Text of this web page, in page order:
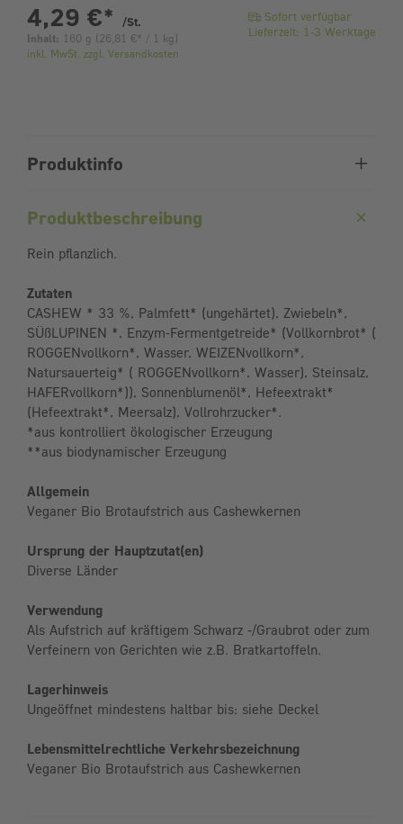
4,29 €* /St.
Inhalt: 160 g ( 26,81 € * / 1 kg)
inkl. MwSt. zzgl. Versandkosten
Sofort verfügbar
Lieferzeit: 1-3 Werktage
Produktinfo
Produktbeschreibung
Rein pflanzlich.
Zutaten
CASHEW * 33 %, Palmfett* (ungehärtet), Zwiebeln*,
SÜßLUPINEN *, Enzym-Fermentgetreide* (Vollkornbrot* (
ROGGENvollkorn*, Wasser, WEIZENvollkorn*,
Natursauerteig* ( ROGGENvollkorn*, Wasser), Steinsalz,
HAFERvollkorn*)), Sonnenblumenöl*, Hefeextrakt*
(Hefeextrakt*, Meersalz), Vollrohrzucker*.
*aus kontrolliert ökologischer Erzeugung
**aus biodynamischer Erzeugung
Allgemein
Veganer Bio Brotaufstrich aus Cashewkernen
Ursprung der Hauptzutat(en)
Diverse Länder
Verwendung
Als Aufstrich auf kräftigem Schwarz -/Graubrot oder zum
Verfeinern von Gerichten wie z.B. Bratkartoffeln.
Lagerhinweis
Ungeöffnet mindestens haltbar bis: siehe Deckel
Lebensmittelrechtliche Verkehrsbezeichnung
Veganer Bio Brotaufstrich aus Cashewkernen